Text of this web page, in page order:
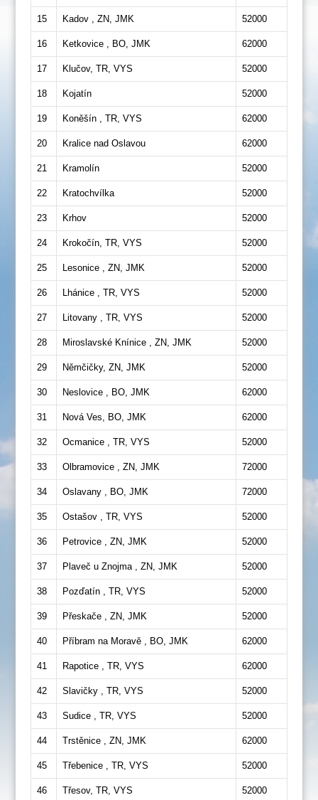
15 Kadov , ZN, JMK 52000
16 Ketkovice , BO, JMK 62000
17 Klučov, TR, VYS 52000
18 Kojatín 52000
19 Koněšín , TR, VYS 62000
20 Kralice nad Oslavou 62000
21 Kramolín 52000
22 Kratochvílka 52000
23 Krhov 52000
24 Krokočín, TR, VYS 52000
25 Lesonice , ZN, JMK 52000
26 Lhánice , TR, VYS 52000
27 Litovany , TR, VYS 52000
28 Miroslavské Knínice , ZN, JMK 52000
29 Němčičky, ZN, JMK 52000
30 Neslovice , BO, JMK 62000
31 Nová Ves, BO, JMK 62000
32 Ocmanice , TR, VYS 52000
33 Olbramovice , ZN, JMK 72000
34 Oslavany , BO, JMK 72000
35 Ostašov , TR, VYS 52000
36 Petrovice , ZN, JMK 52000
37 Plaveč u Znojma , ZN, JMK 52000
38 Pozďatín , TR, VYS 52000
39 Přeskače , ZN, JMK 52000
40 Příbram na Moravě , BO, JMK 62000
41 Rapotice , TR, VYS 62000
42 Slavičky , TR, VYS 52000
43 Sudice , TR, VYS 52000
44 Trstěnice , ZN, JMK 62000
45 Třebenice , TR, VYS 52000
46 Třesov, TR, VYS 52000